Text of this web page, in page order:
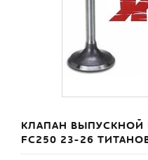
КЛАПАН ВЫПУСКНОЙ
FC250 23-26